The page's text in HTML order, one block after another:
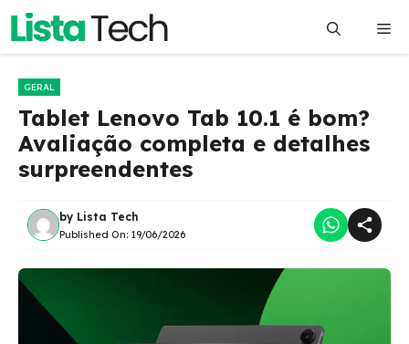
Pular
o
GERAL
Tablet Lenovo Tab 10.1 é bom?
Avaliação completa e detalhes
surpreendentes
by Lista Tech
Published On: 19/06/2026